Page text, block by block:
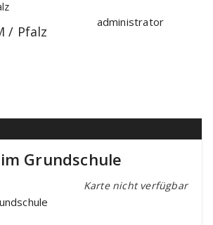
/ Pfalz
administrator
Grundschule
Karte nicht verfügbar